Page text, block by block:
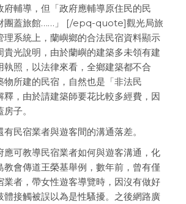
府輔導，但「政府應輔導原住民的民
團蓋旅館……」 [/epq-quote]觀光局旅
理系統上，蘭嶼鄉的合法民宿資料顯示
貴光說明，由於蘭嶼的建築多未領有建
執照，以法律來看，全鄉建築都不合
物所建的民宿，自然也是「非法民
釋，由於請建築師要花比較多經費，因
子。
民宿業者與遊客間的溝通落差。
應可教導民宿業者如何與遊客溝通，化
教會傳道王榮基舉例，數年前，曾有僅
業者，帶女性遊客導覽時，因沒有做好
體接觸被誤以為是性騷擾。之後網路廣